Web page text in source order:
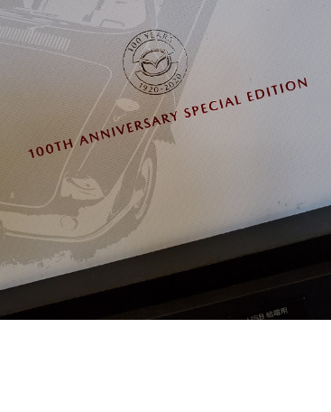
U-car Land 中古車専売店